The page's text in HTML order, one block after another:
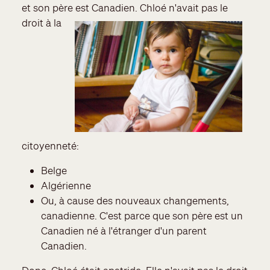
et son père estCanadien. Chloé n'avait pas le
droit à la
citoyenneté:
Belge
Algérienne
Ou, à cause des nouveaux changements,
canadienne. C'est parce que son père est un
Canadien né à l'étranger d'un parent
Canadien.